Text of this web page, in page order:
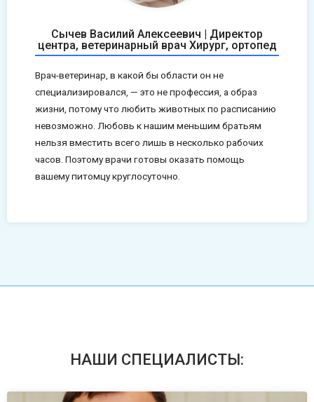
Сычев Василий Алексеевич | Директор
центра, ветеринарный врач Хирург, ортопед
Врач-ветеринар, в какой бы области он не
специализировался, — это не профессия, а образ
жизни, потому что любить животных по расписанию
невозможно. Любовь к нашим меньшим братьям
нельзя вместить всего лишь в несколько рабочих
часов. Поэтому врачи готовы оказать помощь
вашему питомцу круглосуточно.
НАШИ СПЕЦИАЛИСТЫ: